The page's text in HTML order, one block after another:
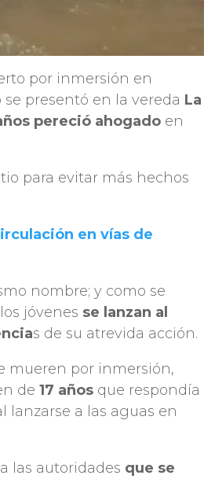
por inmersión en
presentó en la vereda La
pereció ahogado en
para evitar más hechos
en vías de
nombre; y como se
jóvenes se lanzan al
s de su atrevida acción.
mueren por inmersión,
de17 años que respondía
lanzarse a las aguas en
las autoridades que se